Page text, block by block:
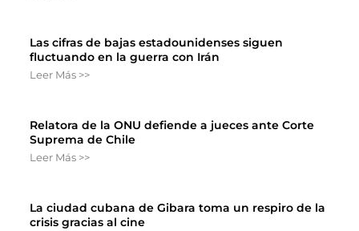
Las cifras de bajas estadounidenses siguen
fluctuando en la guerra con Irán
Leer Más >>
Relatora de la ONU defiende a jueces ante Corte
Suprema de Chile
Leer Más >>
La ciudad cubana de Gibara toma un respiro de la
crisis gracias al cine